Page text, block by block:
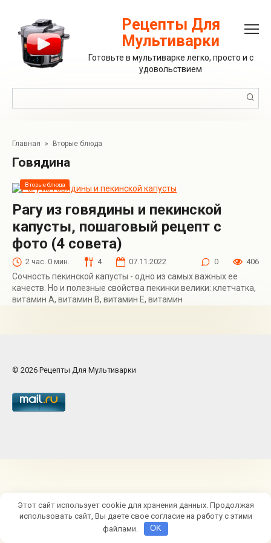
контенту
Рецепты Для
Мультиварки
Готовьте в мультиварке легко, просто и с
удовольствием
Главная » Вторые блюда
Говядина
Вторые блюда
Рагу из говядины и пекинской
капусты, пошаговый рецепт с
фото (4 совета)
2 час. 0 мин. 4 07.11.2022 0 406
Сочность пекинской капусты - одно из самых важных ее
качеств. Но и полезные свойства пекинки велики: клетчатка,
витамин А, витамин В, витамин Е, витамин
© 2026 Рецепты Для Мультиварки
Этот сайт использует cookie для хранения данных. Продолжая
использовать сайт, Вы даете свое согласие на работу с этими
файлами.
OK